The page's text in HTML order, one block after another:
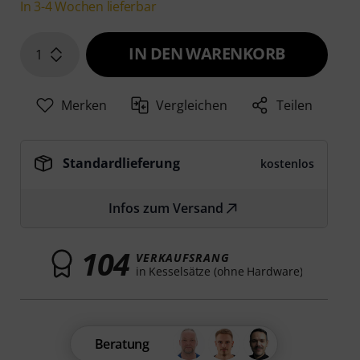
In 3-4 Wochen lieferbar
1 IN DEN WARENKORB
Merken Vergleichen Teilen
Standardlieferung kostenlos
Infos zum Versand
104 VERKAUFSRANG
in Kesselsätze (ohne Hardware)
Beratung